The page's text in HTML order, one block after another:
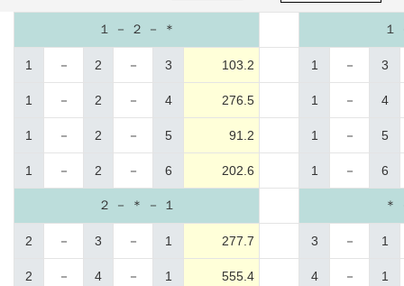
１ － ２ － ＊ １
1 － 2 － 3 103.2 1 － 3
1 － 2 － 4 276.5 1 － 4
1 － 2 － 5 91.2 1 － 5
1 － 2 － 6 202.6 1 － 6
２ － ＊ － １ ＊
2 － 3 － 1 277.7 3 － 1
2 － 4 － 1 555.4 4 － 1